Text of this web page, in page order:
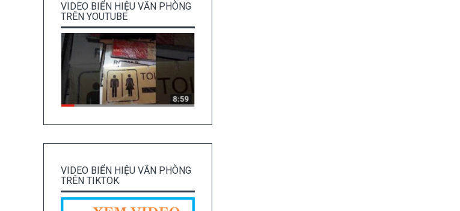
VIDEO BIỂN HIỆU VĂN PHÒNG
TRÊN YOUTUBE
VIDEO BIỂN HIỆU VĂN PHÒNG
TRÊN TIKTOK